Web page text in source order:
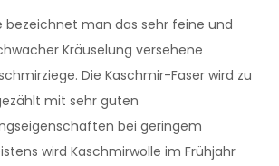
bezeichnet man das sehr feine und
Kräuselung versehene
Die Kaschmir-Faser wird zu
mit sehr guten
bei geringem
wird Kaschmirwolle im Frühjahr